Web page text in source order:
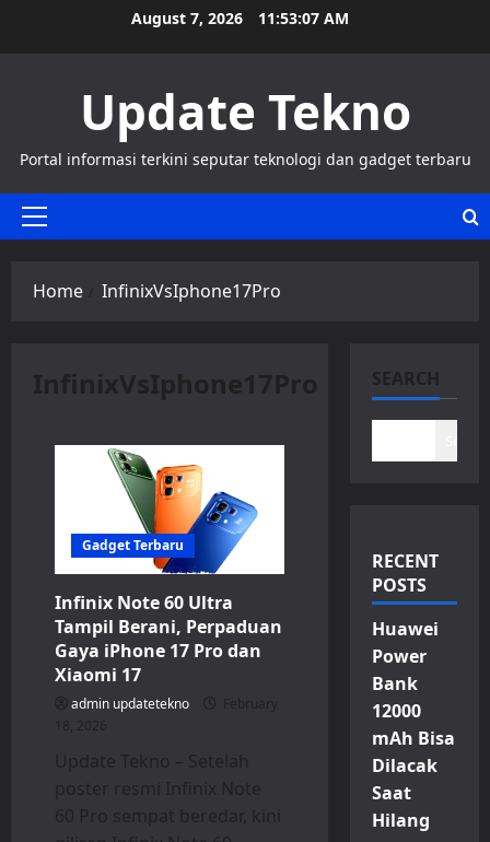
August 7, 2026 11:53:08 AM
Update Tekno
Portal informasi terkini seputar teknologi dan gadget terbaru
Primary
Home InfinixVsIphone17Pro
InfinixVsIphone17Pro
Gadget Terbaru
Infinix Note 60 Ultra
Tampil Berani, Perpaduan
Gaya iPhone 17 Pro dan
Xiaomi 17
admin updatetekno
February
18, 2026
Update Tekno – Setelah
poster resmi Infinix Note
60 Pro sempat beredar, kini
SEARCH
RECENT
POSTS
Huawei
Power
Bank
12000
mAh Bisa
Dilacak
Saat
Hilang